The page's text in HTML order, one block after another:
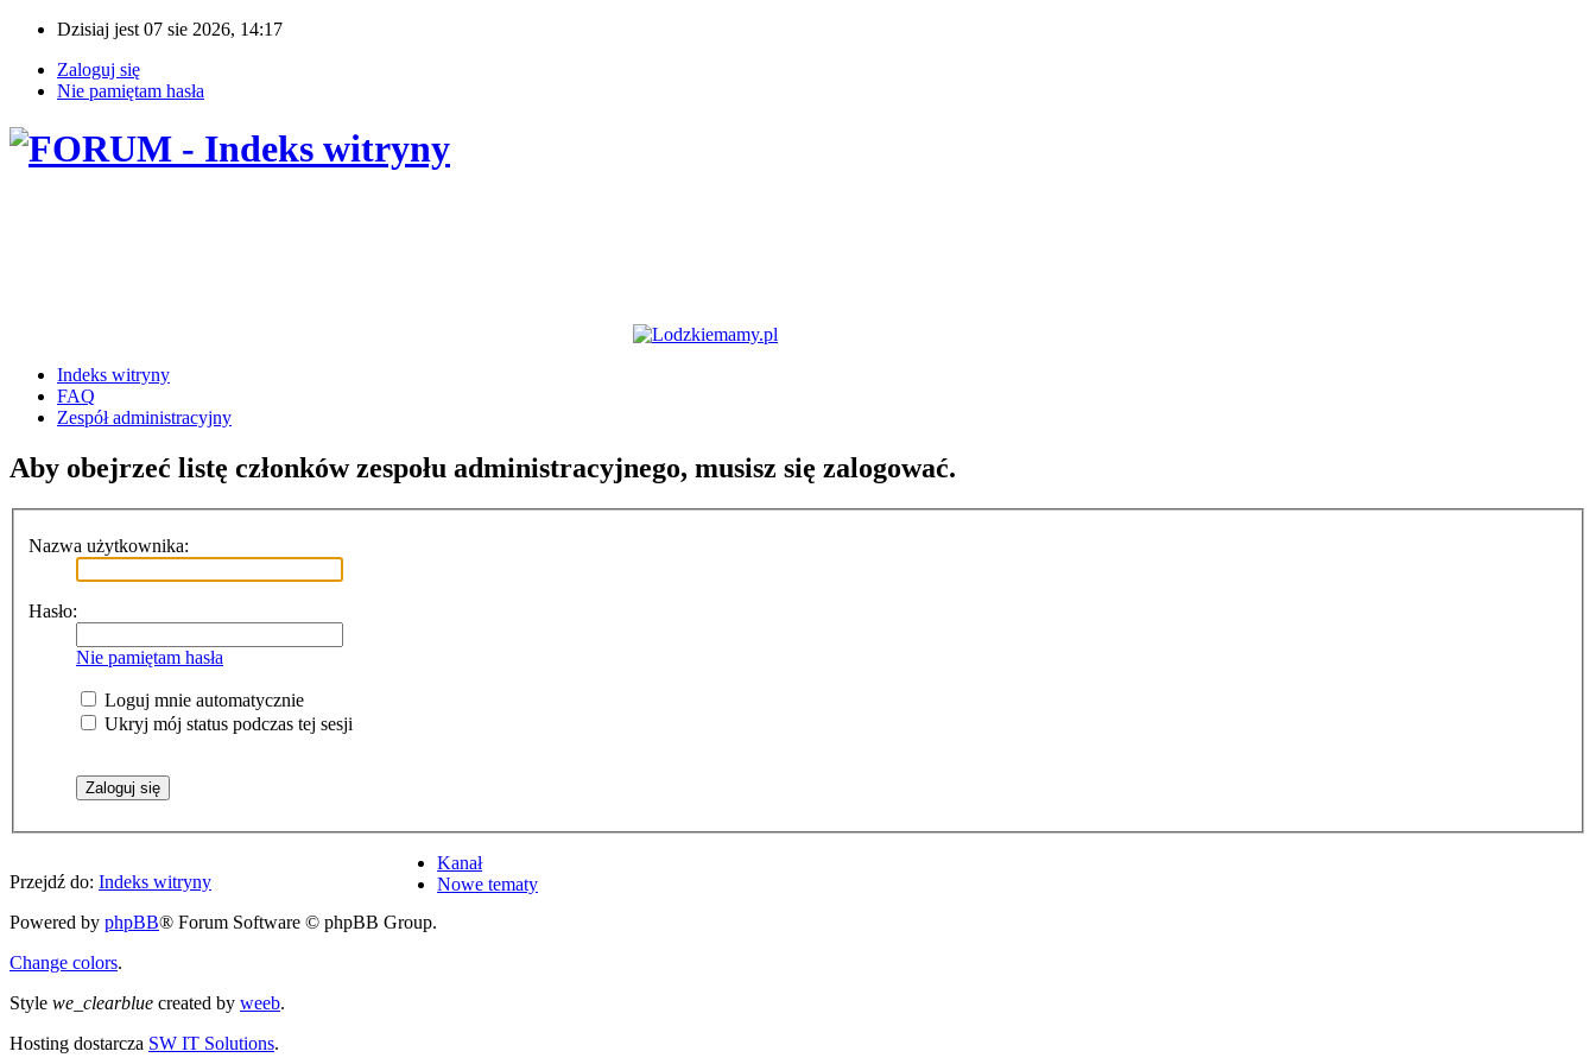
Dzisiaj jest 07 sie 2026, 14:17
Zaloguj się
Nie pamiętam hasła
Indeks witryny
FAQ
Zespół administracyjny
Aby obejrzeć listę członków zespołu administracyjnego, musisz się zalogować.
Nazwa użytkownika:
Hasło:
Nie pamiętam hasła
Loguj mnie automatycznie
Ukryj mój status podczas tej sesji
Przejdź do: Indeks witryny
Powered by phpBB® Forum Software © phpBB Group.
Change colors.
Style we_clearblue created by weeb.
Hosting dostarcza SW IT Solutions.
Kanał
Nowe tematy